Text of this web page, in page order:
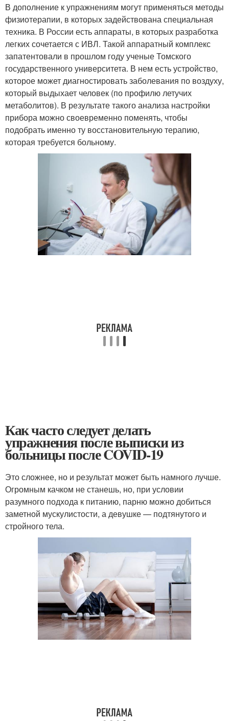
В дополнение к упражнениям могут применяться методы
физиотерапии, в которых задействована специальная
техника. В России есть аппараты, в которых разработка
легких сочетается с ИВЛ. Такой аппаратный комплекс
запатентовали в прошлом году ученые Томского
государственного университета. В нем есть устройство,
которое может диагностировать заболевания по воздуху,
который выдыхает человек (по профилю летучих
метаболитов). В результате такого анализа настройки
прибора можно своевременно поменять, чтобы
подобрать именно ту восстановительную терапию,
которая требуется больному.
Как часто следует делать
упражнения после выписки из
больницы после COVID-19
Это сложнее, но и результат может быть намного лучше.
Огромным качком не станешь, но, при условии
разумного подхода к питанию, парню можно добиться
заметной мускулистости, а девушке — подтянутого и
стройного тела.